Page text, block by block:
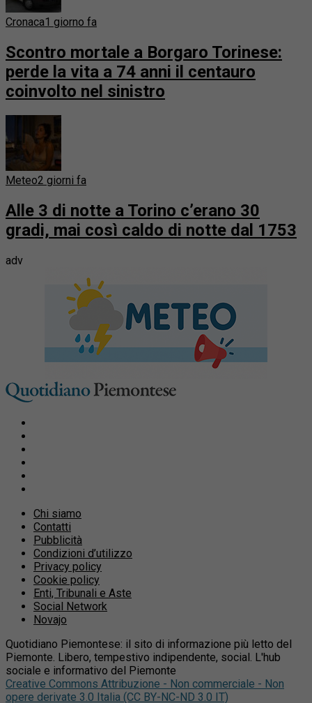
Cronaca1 giorno fa
Scontro mortale a Borgaro Torinese:
perde la vita a 74 anni il centauro
coinvolto nel sinistro
Meteo2 giorni fa
Alle 3 di notte a Torino c’erano 30
gradi, mai così caldo di notte dal 1753
adv
Chi siamo
Contatti
Pubblicità
Condizioni d’utilizzo
Privacy policy
Cookie policy
Enti, Tribunali e Aste
Social Network
Novajo
Quotidiano Piemontese: il sito di informazione più letto del
Piemonte. Libero, tempestivo indipendente, social. L'hub
sociale e informativo del Piemonte
Creative Commons Attribuzione - Non commerciale - Non
opere derivate 3.0 Italia (CC BY-NC-ND 3.0 IT)